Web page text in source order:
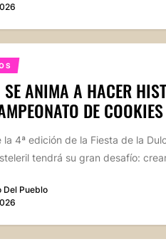
ANIMA A HACER
DE
la 4ª edición de la Fiesta de la
tendrá su gran desafío:
Del Pueblo